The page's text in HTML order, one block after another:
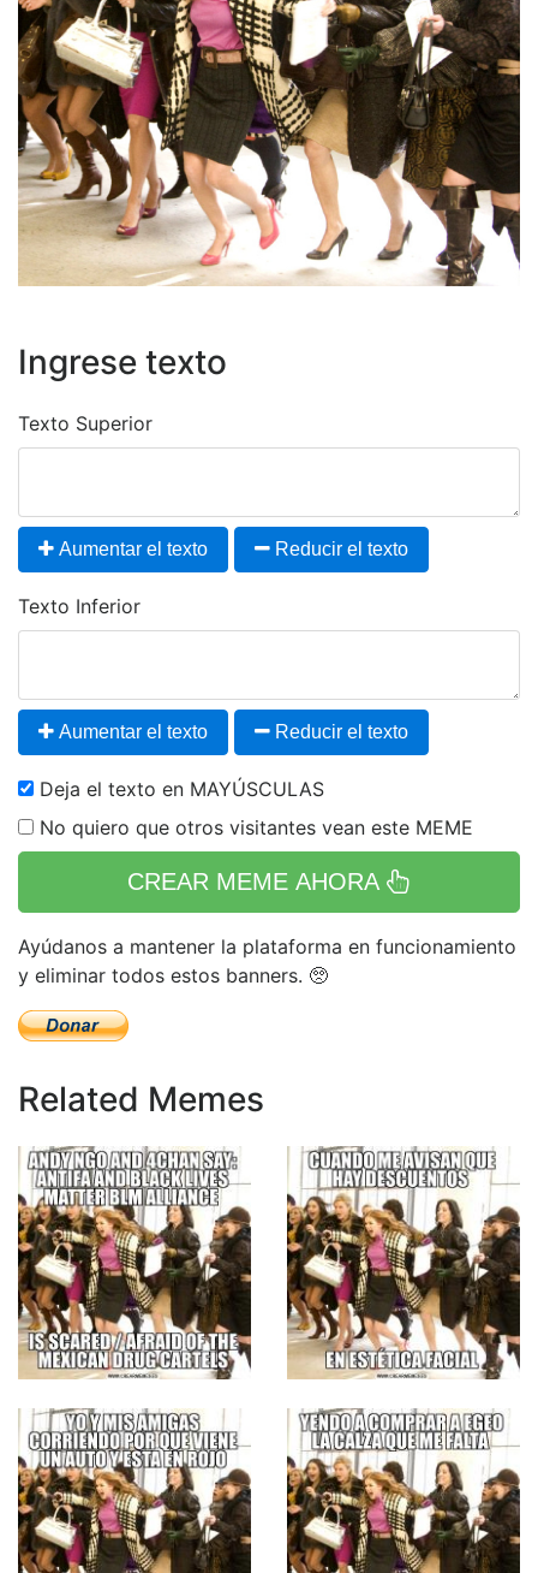
Ingrese texto
Texto Superior
Aumentar el texto Reducir el texto
Texto Inferior
Aumentar el texto Reducir el texto
Deja el texto en MAYÚSCULAS
No quiero que otros visitantes vean este MEME
CREAR MEME AHORA
Ayúdanos a mantener la plataforma en funcionamiento
y eliminar todos estos banners. 🥺
Related Memes